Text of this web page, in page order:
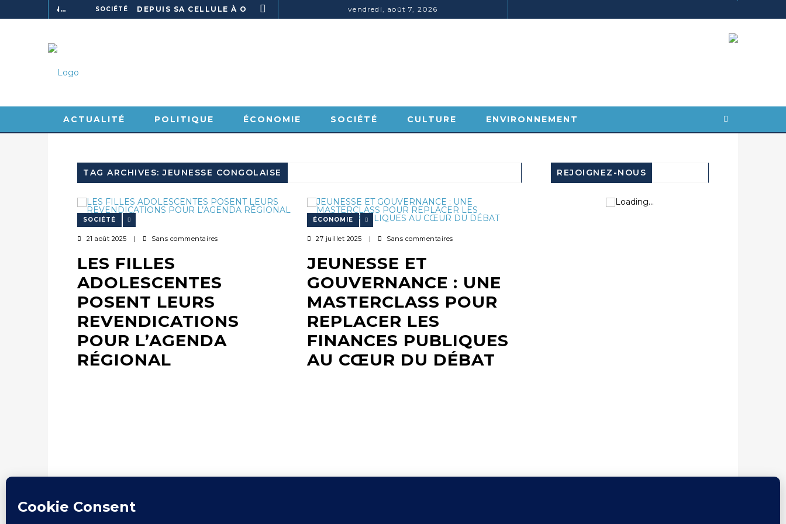
SOCIÉTÉ ENVIRONNEMENTvendredi, août 7, 2026
ACTUALITÉ POLITIQUE ÉCONOMIE SOCIÉTÉ CULTURE ENVIRONNEMENT
TAG ARCHIVES: JEUNESSE CONGOLAISE
SOCIÉTÉ
21 août 2025 | Sans commentaires
LES FILLES
ADOLESCENTES
POSENT LEURS
REVENDICATIONS
POUR L’AGENDA
RÉGIONAL
ÉCONOMIE
27 juillet 2025 | Sans commentaires
JEUNESSE ET
GOUVERNANCE : UNE
MASTERCLASS POUR
REPLACER LES
FINANCES PUBLIQUES
AU CŒUR DU DÉBAT
REJOIGNEZ-NOUS